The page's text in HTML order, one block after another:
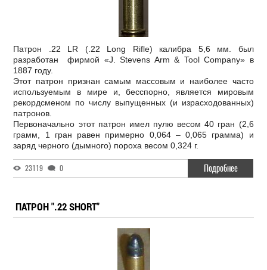
Патрон .22 LR (.22 Long Rifle) калибра 5,6 мм. был
разработан фирмой «J. Stevens Arm & Tool Company» в
1887 году.
Этот патрон признан самым массовым и наиболее часто
используемым в мире и, бесспорно, является мировым
рекордсменом по числу выпущенных (и израсходованных)
патронов.
Первоначально этот патрон имел пулю весом 40 гран (2,6
грамм, 1 гран равен примерно 0,064 – 0,065 грамма) и
заряд черного (дымного) пороха весом 0,324 г.
23119 0 Подробнее
ПАТРОН ".22 SHORT"